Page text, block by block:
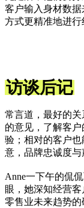
客户输入身材数
方式更精准地进行
访谈后记
常言道，最好的关
的意见，了解客
验；相对的客户也
意，品牌忠诚度与
Anne一下午的侃
眼，她深知经营
零售业未来趋势的